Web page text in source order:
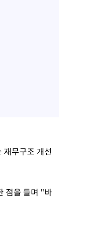
무구조 개선
점을 들며 "바